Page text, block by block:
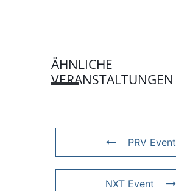
ÄHNLICHE
VERANSTALTUNGEN
PRV Event
NXT Event